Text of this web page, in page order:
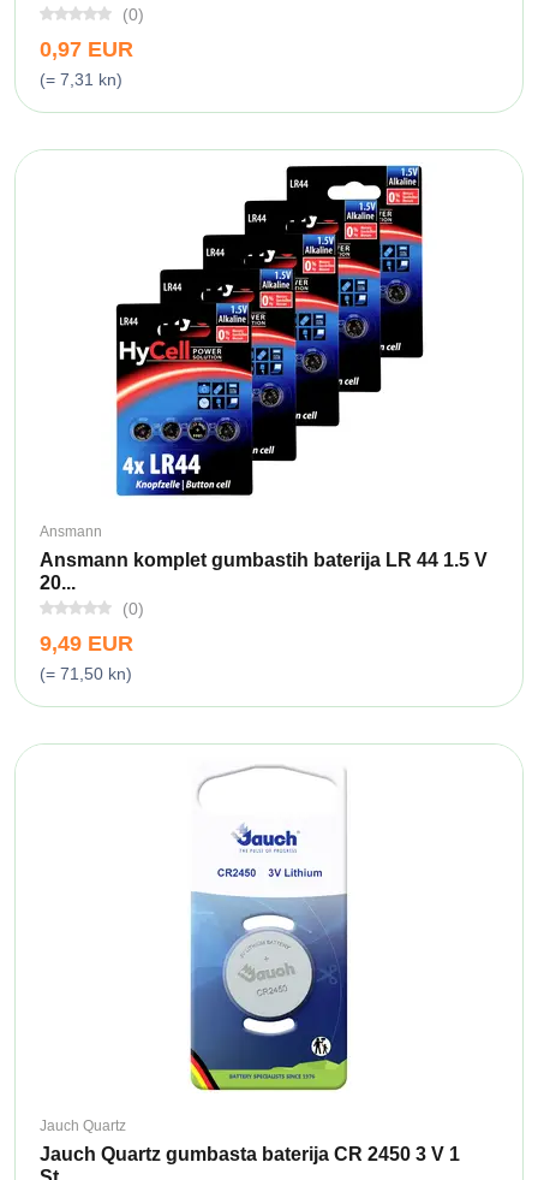
(0)
0,97 EUR
(= 7,31 kn)
Ansmann
Ansmann komplet gumbastih baterija LR 44 1.5 V
20...
(0)
9,49 EUR
(= 71,50 kn)
Jauch Quartz
Jauch Quartz gumbasta baterija CR 2450 3 V 1